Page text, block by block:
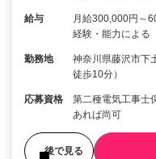
給与
月給300,000円～
経験・能力による
勤務地
神奈川県藤沢市下
徒歩10分）
応募資格
第二種電気工事
あれば尚可
後で見る